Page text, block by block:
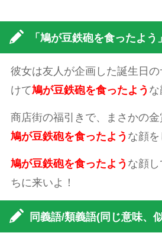
「鳩が豆鉄砲を食ったよ
彼女は友人が企画した誕生日
けて鳩が豆鉄砲を食ったよう な
商店街の福引きで、まさかの
鳩が豆鉄砲を食ったよう な顔を
鳩が豆鉄砲を食ったよう な顔
ちに来いよ！
同義語/類義語(同じ意味、